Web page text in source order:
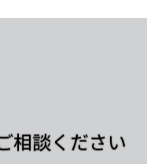
相談ください